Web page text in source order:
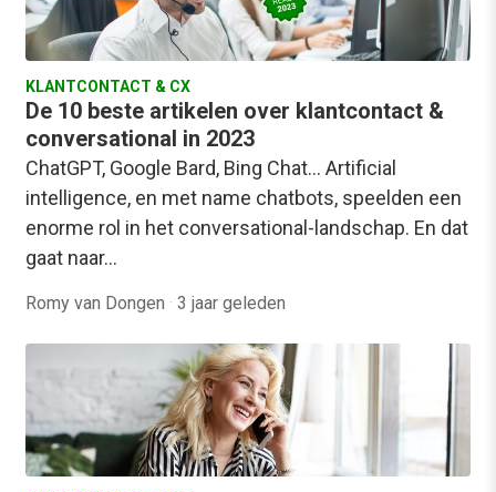
KLANTCONTACT & CX
De 10 beste artikelen over klantcontact &
conversational in 2023
ChatGPT, Google Bard, Bing Chat... Artificial
intelligence, en met name chatbots, speelden een
enorme rol in het conversational-landschap. En dat
gaat naar…
Romy van Dongen · 3 jaar geleden